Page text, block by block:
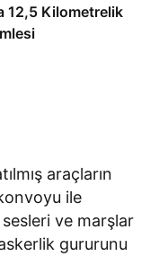
12,5 Kilometrelik
araçların
ile
ve marşlar
gururunu